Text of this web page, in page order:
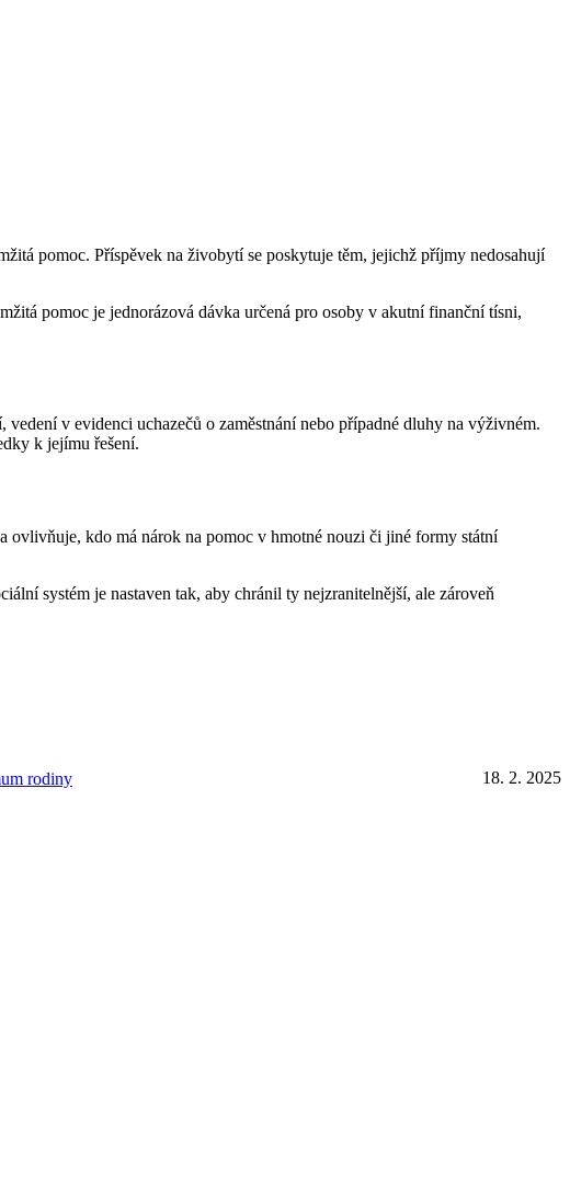
pomoc. Příspěvek na živobytí se poskytuje těm, jejichž příjmy nedosahují
pomoc je jednorázová dávka určená pro osoby v akutní finanční tísni,
v evidenci uchazečů o zaměstnání nebo případné dluhy na výživném.
k jejímu řešení.
kdo má nárok na pomoc v hmotné nouzi či jiné formy státní
systém je nastaven tak, aby chránil ty nejzranitelnější, ale zároveň
18. 2. 2025
rodiny